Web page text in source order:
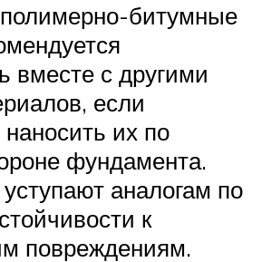
битумные
вместе с другими
если
их по
фундамента.
аналогам по
к
повреждениям.